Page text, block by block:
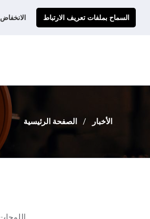
الانخفاض السماح بملفات تعريف الارتباط
احصل على عرض سعر مخصص لك
الصفحة الرئيسية الأخبار